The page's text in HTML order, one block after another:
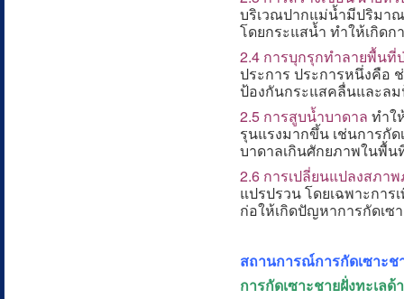
บริเวณปากแม่น้ำมีปริมา
โดยกระแสน้ำ ทำให้เกิดก
2.4 การบุกรุกทำลายพื้นที่
ประการ ประการหนึ่งคือ
ป้องกันกระแสคลื่นและล
2.5 การสูบน้ำบาดาล ทำใ
รุนแรงมากขึ้น เช่นการกั
บาดาลเกินศักยภาพในพื้น
2.6 การเปลี่ยนแปลงสภา
แปรปรวน โดยเฉพาะกา
ก่อให้เกิดปัญหาการกัดเซ
สถานการณ์การกัดเซาะช
การกัดเซาะชายฝั่งทะเลด้